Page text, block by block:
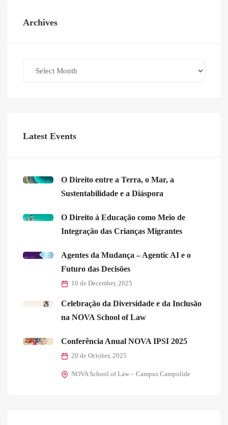
Archives
Latest Events
O Direito entre a Terra, o Mar, a
Sustentabilidade e a Diáspora
O Direito à Educação como Meio de
Integração das Crianças Migrantes
Agentes da Mudança – Agentic AI e o
Futuro das Decisões
10 de December, 2025
Celebração da Diversidade e da Inclusão
na NOVA School of Law
Conferência Anual NOVA IPSI 2025
20 de October, 2025
NOVA School of Law – Campus Campolide